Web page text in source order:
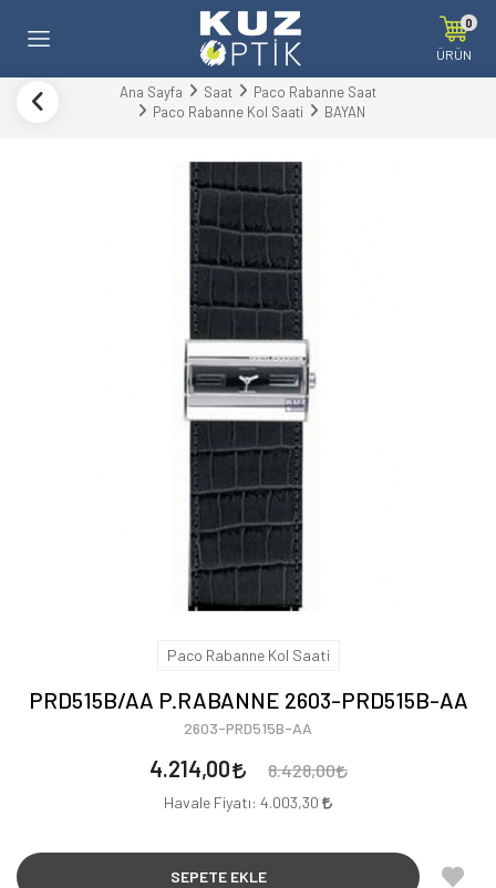
0
ÜRÜN
Ana Sayfa Saat
Paco Rabanne Saat
Paco Rabanne Kol Saati
BAYAN
Paco Rabanne Kol Saati
PRD515B/AA P.RABANNE 2603-PRD515B-AA
2603-PRD515B-AA
4.214,00 8.428,00
Havale Fiyatı: 4.003,30
SEPETE EKLE